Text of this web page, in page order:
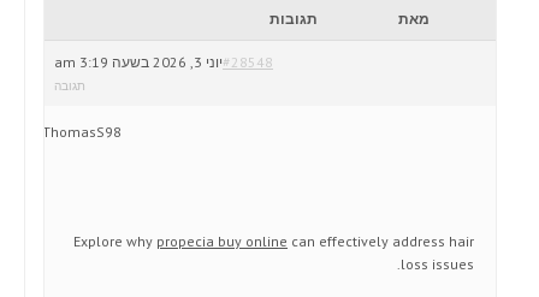
מאת תגובות
יוני 3, 2026 בשעה 3:19 am#28548
תגובה
ThomasS98
Explore why propecia buy online can effectively address hair
loss issues.